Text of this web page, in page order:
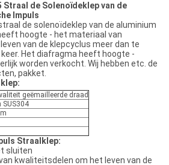
Straal de Solenoïdeklep van de
Impuls
de solenoïdeklep van de aluminium
hoogte - het materiaal van
van de klepcyclus meer dan te
Het diafragma heeft hoogte -
worden verkocht. Wij hebben etc. de
pakket.
geëmailleerde draad
SUS304
Straalklep:
sluiten
kwaliteitsdelen om het leven van de